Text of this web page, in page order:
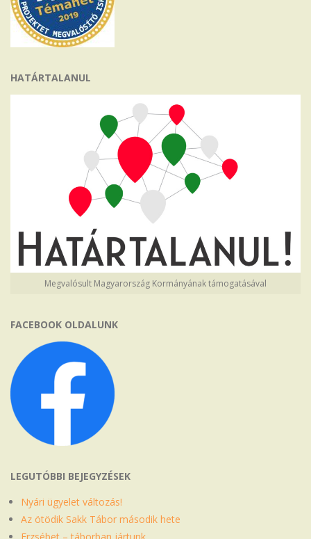
HATÁRTALANUL
Megvalósult Magyarország Kormányának támogatásával
FACEBOOK OLDALUNK
LEGUTÓBBI BEJEGYZÉSEK
Nyári ügyelet változás!
Az ötödik Sakk Tábor második hete